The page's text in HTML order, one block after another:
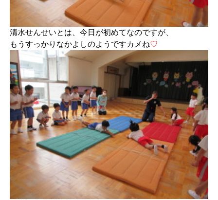
清水せんせいとは、今日が初めてなのですが、
もうすっかりなかよしのようですカメね♡